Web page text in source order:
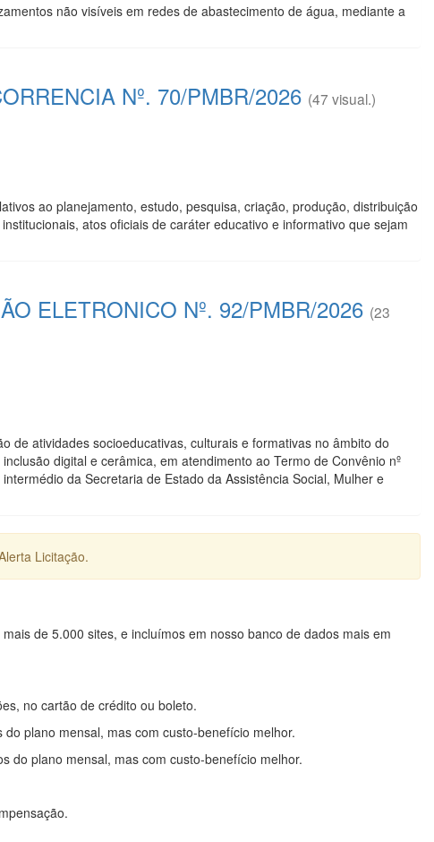
não visíveis em redes de abastecimento de água, mediante a
Nº. 70/PMBR/2026 (47 visual.)
ao planejamento, estudo, pesquisa, criação, produção, distribuição
atos oficiais de caráter educativo e informativo que sejam
ELETRONICO Nº. 92/PMBR/2026 (23
de atividades socioeducativas, culturais e formativas no âmbito do
digital e cerâmica, em atendimento ao Termo de Convênio nº
da Secretaria de Estado da Assistência Social, Mulher e
Licitação.
de 5.000 sites, e incluímos em nosso banco de dados mais em
no cartão de crédito ou boleto.
plano mensal, mas com custo-benefício melhor.
do plano mensal, mas com custo-benefício melhor.